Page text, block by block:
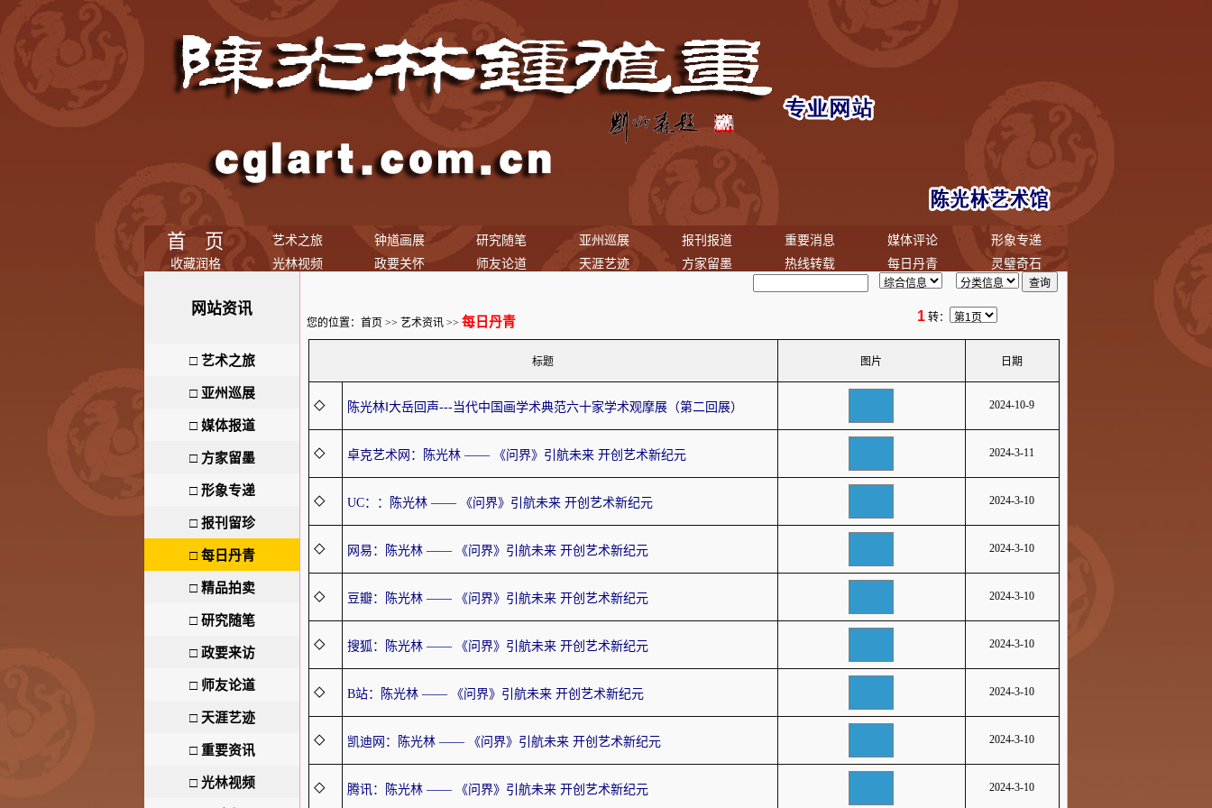
首 页 艺术之旅 钟馗画展 研究随笔 亚州巡展 报刊报道 重要消息 媒体评论
形象专递
收藏润格
光林视频 政要关怀 师友论道 天涯艺迹 方家留墨 热线转载 每日丹青 灵璧奇石
网站资讯
□ 艺术之旅
□ 亚州巡展
□ 媒体报道
□ 方家留墨
□ 形象专递
□ 报刊留珍
□ 每日丹青
□ 精品拍卖
□ 研究随笔
□ 政要来访
□ 师友论道
□ 天涯艺迹
□ 重要资讯
□ 光林视频
您的位置： 首页 >> 艺术资讯 >> 每日丹青 1 转：
标题 图片 日期
◇ 陈光林‖大岳回声---当代中国画学术典范六十家学术观摩展（第二回展） 2024-10-9
◇ 卓克艺术网：陈光林 —— 《问界》引航未来 开创艺术新纪元 2024-3-11
◇ UC：：陈光林 —— 《问界》引航未来 开创艺术新纪元 2024-3-10
◇ 网易：陈光林 —— 《问界》引航未来 开创艺术新纪元 2024-3-10
◇ 豆瓣：陈光林 —— 《问界》引航未来 开创艺术新纪元 2024-3-10
◇ 搜狐：陈光林 —— 《问界》引航未来 开创艺术新纪元 2024-3-10
◇ B站：陈光林 —— 《问界》引航未来 开创艺术新纪元 2024-3-10
◇ 凯迪网：陈光林 —— 《问界》引航未来 开创艺术新纪元 2024-3-10
◇ 腾讯：陈光林 —— 《问界》引航未来 开创艺术新纪元 2024-3-10